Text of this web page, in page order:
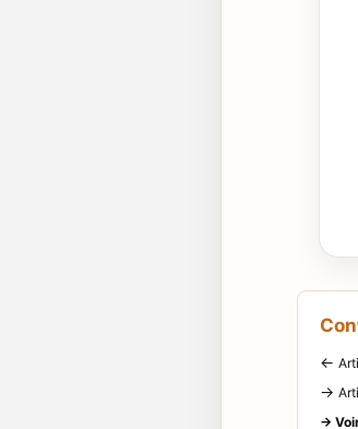
←
→
→